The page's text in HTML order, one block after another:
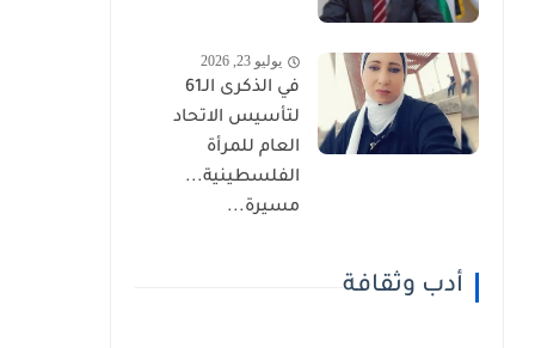
يوليو 23, 2026
في الذكرى الـ61
لتأسيس الاتحاد
العام للمرأة
الفلسطينية...
مسيرة...
أدب وثقافة